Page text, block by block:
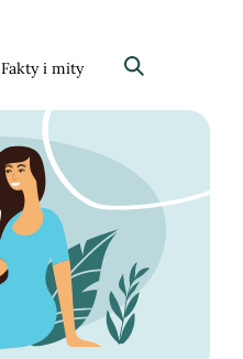
Fakty i mity Szukaj